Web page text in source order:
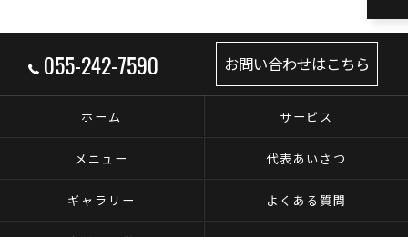
055-242-7590 お問い合わせはこちら
ホーム サービス
メニュー 代表あいさつ
ギャラリー よくある質問